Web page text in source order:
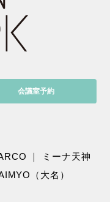
会議室予約
｜
ミーナ天神
（大名）